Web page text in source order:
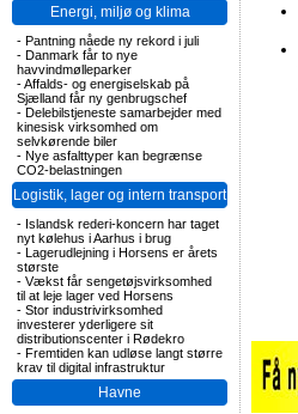
Energi, miljø og klima
- Pantning nåede ny rekord i juli
- Danmark får to nye
havvindmølleparker
-Affalds- og energiselskab på
Sjælland får ny genbrugschef
- Delebilstjeneste samarbejder med
kinesisk virksomhed om
selvkørende biler
- Nye asfalttyper kan begrænse
CO2-belastningen
Logistik, lager og intern transport
- Islandsk rederi-koncern har taget
nyt kølehus i Aarhus i brug
- Lagerudlejning i Horsens er årets
største
- Vækst får sengetøjsvirksomhed
til at leje lager ved Horsens
- Stor industrivirksomhed
investerer yderligere sit
distributionscenter i Rødekro
- Fremtiden kan udløse langt større
krav til digital infrastruktur
Havne